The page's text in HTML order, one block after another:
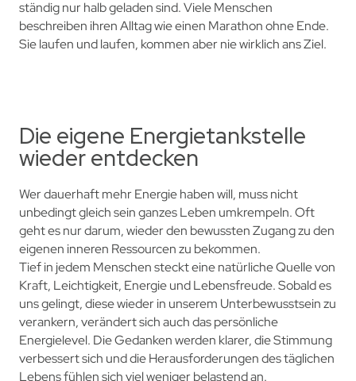
ständig nur halb geladen sind. Viele Menschen
beschreiben ihren Alltag wie einen Marathon ohne Ende.
Sie laufen und laufen, kommen aber nie wirklich ans Ziel.
Die eigene Energietankstelle
wieder entdecken
Wer dauerhaft mehr Energie haben will, muss nicht
unbedingt gleich sein ganzes Leben umkrempeln. Oft
geht es nur darum, wieder den bewussten Zugang zu den
eigenen inneren Ressourcen zu bekommen.
Tief in jedem Menschen steckt eine natürliche Quelle von
Kraft, Leichtigkeit, Energie und Lebensfreude. Sobald es
uns gelingt, diese wieder in unserem Unterbewusstsein zu
verankern, verändert sich auch das persönliche
Energielevel. Die Gedanken werden klarer, die Stimmung
verbessert sich und die Herausforderungen des täglichen
Lebens fühlen sich viel weniger belastend an.